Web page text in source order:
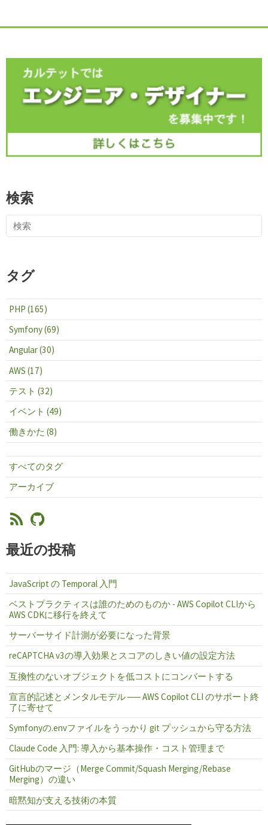
検索
タグ
PHP (165)
Symfony (69)
Angular (30)
AWS (17)
テスト (32)
イベント (49)
働きかた (8)
すべてのタグ
アーカイブ
最近の投稿
JavaScript の Temporal 入門
ベストプラクティスは誰のためのものか - AWS Copilot CLIから
AWS CDKに移行を終えて
サーバーサイド計測が必要になった背景
reCAPTCHA v3の導入効果とスコアのしきい値の設定方法
互換性のないオブジェクトを低コストにコンバートする
宣言的記述とメンタルモデル ── AWS Copilot CLI のサポート終
了に寄せて
Symfonyの.envファイルをうっかり git プッシュから守る方法
Claude Code 入門: 導入から基本操作・コスト管理まで
GitHubのマージ（Merge Commit/Squash Merging/Rebase
Merging）の違い
暗黙知が支える技術の本質